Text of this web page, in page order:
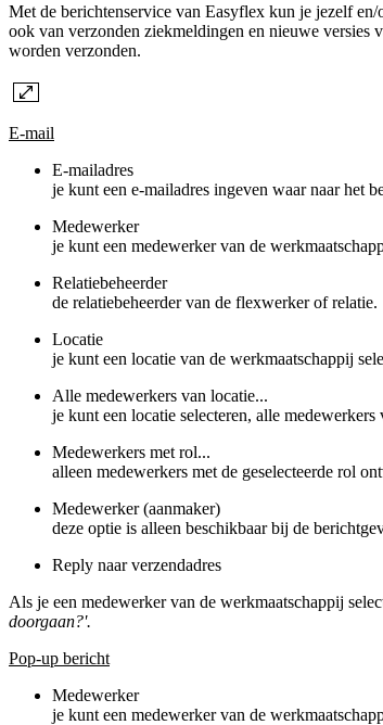
Met de berichtenservice van Easyflex kun je jezelf
ook van verzonden ziekmeldingen en nieuwe versies
worden verzonden.
E-mail
E-mailadres
je kunt een e-mailadres ingeven waar naar het
Medewerker
je kunt een medewerker van de
Relatiebeheerder
de relatiebeheerder van de flexwerker of relatie.
Locatie
je kunt een locatie van de werkmaatschappij
Alle medewerkers van locatie...
je kunt een locatie selecteren, alle
Medewerkers met rol...
alleen medewerkers met de geselecteerde rol
Medewerker (aanmaker)
deze optie is alleen beschikbaar bij de
Reply naar verzendadres
Als je een medewerker van de werkmaatschappij
doorgaan?'.
Pop-up bericht
Medewerker
je kunt een medewerker van de